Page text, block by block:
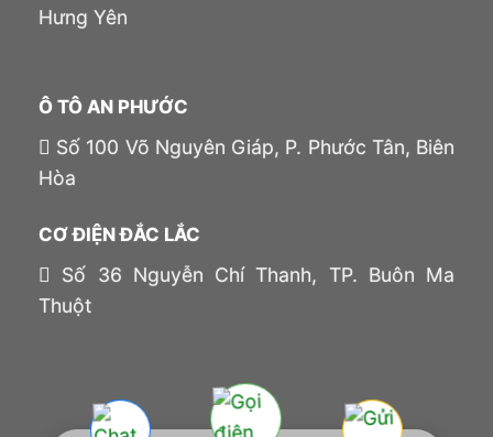
Hưng Yên
Ô TÔ AN PHƯỚC
Số 100 Võ Nguyên Giáp, P. Phước Tân, Biên
Hòa
CƠ ĐIỆN ĐẮC LẮC
Số 36 Nguyễn Chí Thanh, TP. Buôn Ma
Thuột